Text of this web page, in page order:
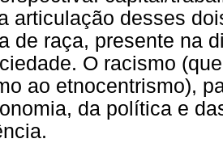
articulação desses
de raça, presente na
O racismo
ao etnocentrismo),
da política e